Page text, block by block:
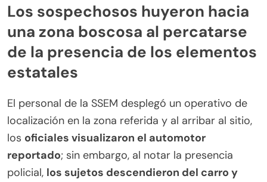
Los sospechosos huyeron hacia
una zona boscosa al percatarse
de la presencia de los elementos
estatales
El personal de la SSEM desplegó un operativo de
localización en la zona referida y al arribar al sitio,
los oficiales visualizaron el automotor
reportado; sin embargo, al notar la presencia
policial, los sujetos descendieron del carro y